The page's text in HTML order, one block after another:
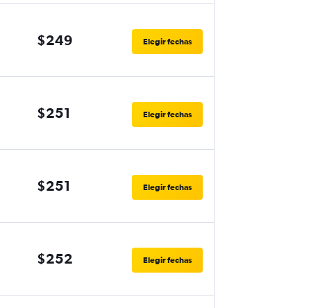
$249 Elegir fechas
$251 Elegir fechas
$251 Elegir fechas
$252 Elegir fechas